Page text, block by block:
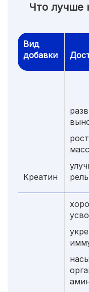
Что лучше
Вид
добавки
Креатин